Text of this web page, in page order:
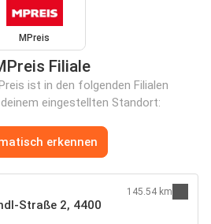
MPreis
Filiale
ist in den folgenden Filialen
eingestellten Standort:
erkennen
Straße 2, 4400
145.54 km